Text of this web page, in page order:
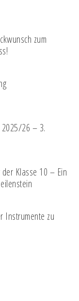
zum
2025/26 – 3.
Klasse 10 – Ein
Instrumente zu